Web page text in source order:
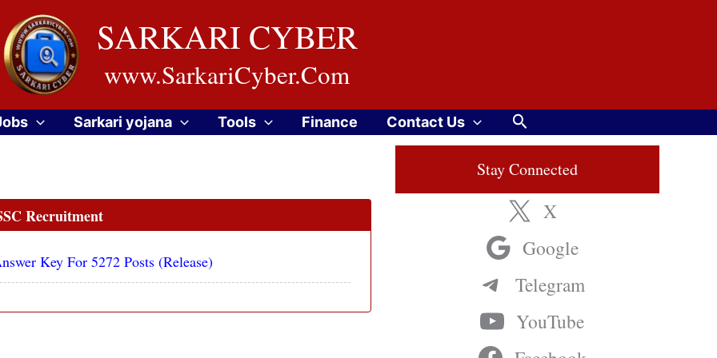
SARKARI CYBER
www.SarkariCyber.Com
Sarkari yojana Tools Finance Contact Us Search
Recruitment
Key For 5272 Posts (Release)
Stay Connected
X
Google
Telegram
YouTube